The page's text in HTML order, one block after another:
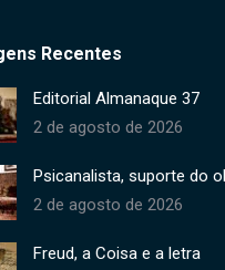
Recentes
Editorial Almanaque 37
2 de agosto de 2026
Psicanalista, suporte do
2 de agosto de 2026
Freud, a Coisa e a letra